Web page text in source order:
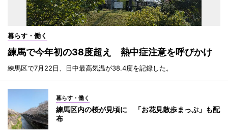
暮らす・働く
練馬で今年初の38度超え 熱中症注意を呼びかけ
練馬区で7月22日、日中最高気温が38.4度を記録した。
暮らす・働く
練馬区内の桜が見頃に 「お花見散歩まっぷ」も配
布